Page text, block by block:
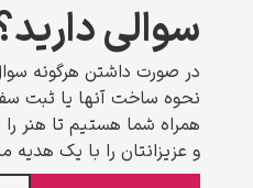
سوالی
در صورت داشتن هرگونه
نحوه ساخت آنها یا ثبت
همراه شما هستیم تا هنر را
و عزیزانتان را با یک هدیه